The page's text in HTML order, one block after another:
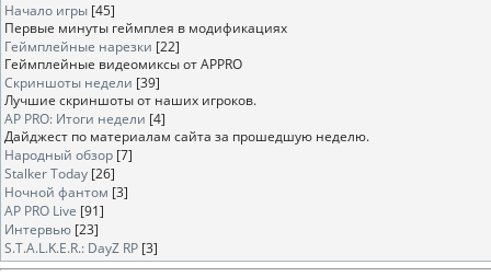
Начало игры [45]
Первые минуты геймплея в модификациях
Геймплейные нарезки [22]
Геймплейные видеомиксы от APPRO
Скриншоты недели [39]
Лучшие скриншоты от наших игроков.
AP PRO: Итоги недели [4]
Дайджест по материалам сайта за прошедшую неделю.
Народный обзор [7]
Stalker Today [26]
Ночной фантом [3]
AP PRO Live [91]
Интервью [23]
S.T.A.L.K.E.R.: DayZ RP [3]